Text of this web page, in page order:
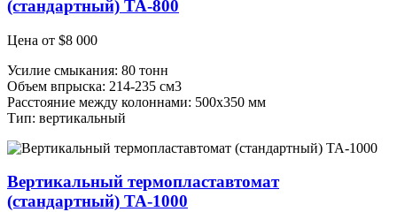
(стандартный) ТА-800
Цена от $8 000
Усилие смыкания: 80 тонн
Объем впрыска: 214-235 см3
Расстояние между колоннами: 500х350 мм
Тип: вертикальный
Вертикальный термопластавтомат
(стандартный) ТА-1000